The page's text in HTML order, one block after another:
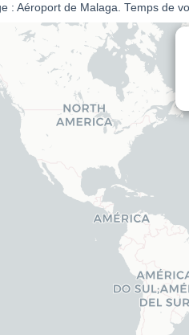
: Aéroport de Malaga. Temps de